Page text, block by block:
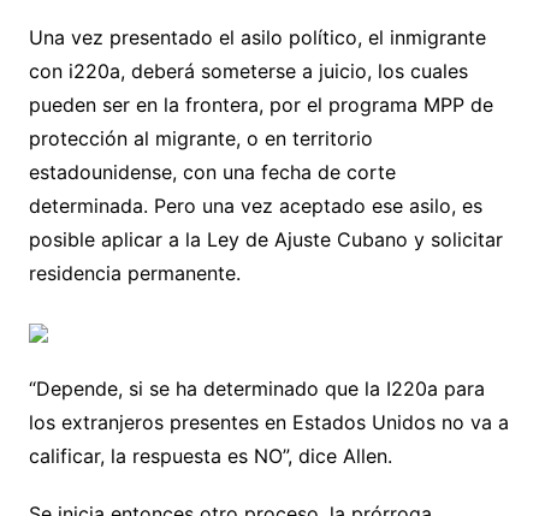
Una vez presentado el asilo político, el inmigrante
con i220a, deberá someterse a juicio, los cuales
pueden ser en la frontera, por el programa MPP de
protección al migrante, o en territorio
estadounidense, con una fecha de corte
determinada. Pero una vez aceptado ese asilo, es
posible aplicar a la Ley de Ajuste Cubano y solicitar
residencia permanente.
“Depende, si se ha determinado que la I220a para
los extranjeros presentes en Estados Unidos no va a
calificar, la respuesta es NO”, dice Allen.